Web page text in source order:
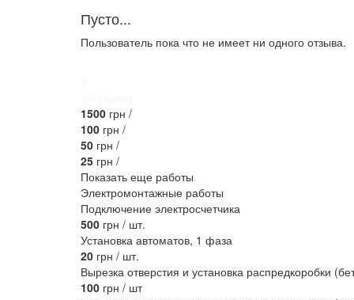
Пусто...
Пользователь пока что не имеет ни одного отзыва.
1500 грн /
100 грн /
50 грн /
25 грн /
Показать еще работы
Электромонтажные работы
Подключение электросчетчика
500 грн / шт.
Установка автоматов, 1 фаза
20 грн / шт.
Вырезка отверстия и установка распредкоробки
100 грн / шт